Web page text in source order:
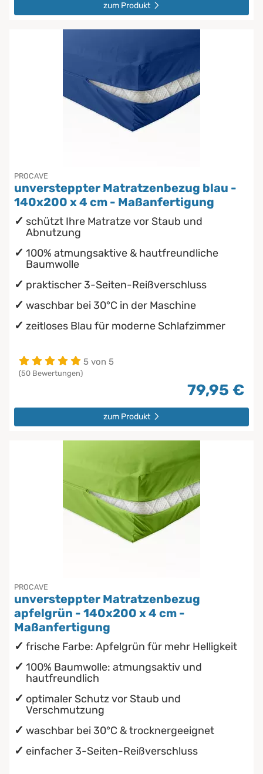
zum Produkt
PROCAVE
unversteppter Matratzenbezug blau -
140x200 x 4 cm - Maßanfertigung
schützt Ihre Matratze vor Staub und
Abnutzung
100% atmungsaktive & hautfreundliche
Baumwolle
praktischer 3-Seiten-Reißverschluss
waschbar bei 30°C in der Maschine
zeitloses Blau für moderne Schlafzimmer
5 von 5
(50 Bewertungen)
79,95 €
zum Produkt
PROCAVE
unversteppter Matratzenbezug
apfelgrün - 140x200 x 4 cm -
Maßanfertigung
frische Farbe: Apfelgrün für mehr Helligkeit
100% Baumwolle: atmungsaktiv und
hautfreundlich
optimaler Schutz vor Staub und
Verschmutzung
waschbar bei 30°C & trocknergeeignet
einfacher 3-Seiten-Reißverschluss